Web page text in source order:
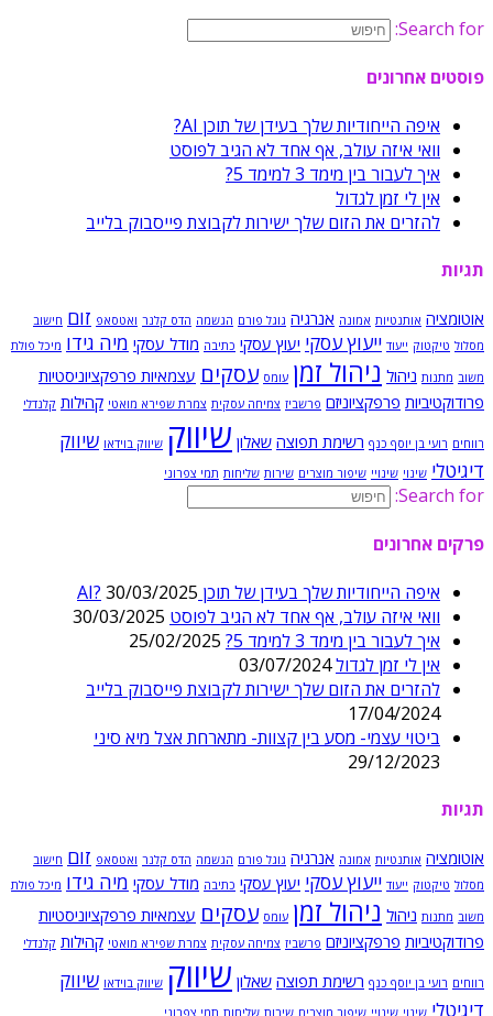
Search for:
פוסטים אחרונים
איפה הייחודיות שלך בעידן של תוכן AI?
וואי איזה עולב, אף אחד לא הגיב לפוסט
איך לעבור בין מימד 3 למימד 5?
אין לי זמן לגדול
להזרים את הזום שלך ישירות לקבוצת פייסבוק בלייב
תגיות
אוטומציה אותנטיות אמונה אנרגיה גוגל פורם הגשמה הדס קלנר ואטסאפ זום חישוב
מסלול טיקטוק ייעוד ייעוץ עסקי יעוץ עסקי כתיבה מודל עסקי מיה גידו מיכל פולת
משוב מתנות ניהול ניהול זמן עומס עסקים עצמאיות פרפקציוניסטיות
פרודוקטיביות פרפקציוניזם פרשביז צמיחה עסקית צמרת שפירא מואטי קהילות קלנדלי
רווחים רועי בן יוסף כנף רשימת תפוצה שאלון שיווק שיווק בוידאו שיווק
דיגיטלי שינוי שינויי שיפור מוצרים שירות שליחות תמי צפרוני
Search for:
פרקים אחרונים
איפה הייחודיות שלך בעידן של תוכן AI? 30/03/2025
וואי איזה עולב, אף אחד לא הגיב לפוסט 30/03/2025
איך לעבור בין מימד 3 למימד 5?
25/02/2025
אין לי זמן לגדול03/07/2024
להזרים את הזום שלך ישירות לקבוצת פייסבוק בלייב
17/04/2024
ביטוי עצמי- מסע בין קצוות- מתארחת אצל מיא סיני
29/12/2023
תגיות
אוטומציה אותנטיות אמונה אנרגיה גוגל פורם הגשמה הדס קלנר ואטסאפ זום חישוב
מסלול טיקטוק ייעוד ייעוץ עסקי יעוץ עסקי כתיבה מודל עסקי מיה גידו מיכל פולת
משוב מתנות ניהול ניהול זמן עומס עסקים עצמאיות פרפקציוניסטיות
פרודוקטיביות פרפקציוניזם פרשביז צמיחה עסקית צמרת שפירא מואטי קהילות קלנדלי
רווחים רועי בן יוסף כנף רשימת תפוצה שאלון שיווק שיווק בוידאו שיווק
דיגיטלי שינוי שינויי שיפור מוצרים שירות שליחות תמי צפרוני